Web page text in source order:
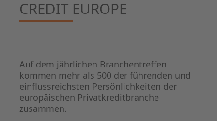
CREDIT EUROPE
Auf dem jährlichen Branchentreffen
kommen mehr als 500 der führenden und
einflussreichsten Persönlichkeiten der
europäischen Privatkreditbranche
zusammen.